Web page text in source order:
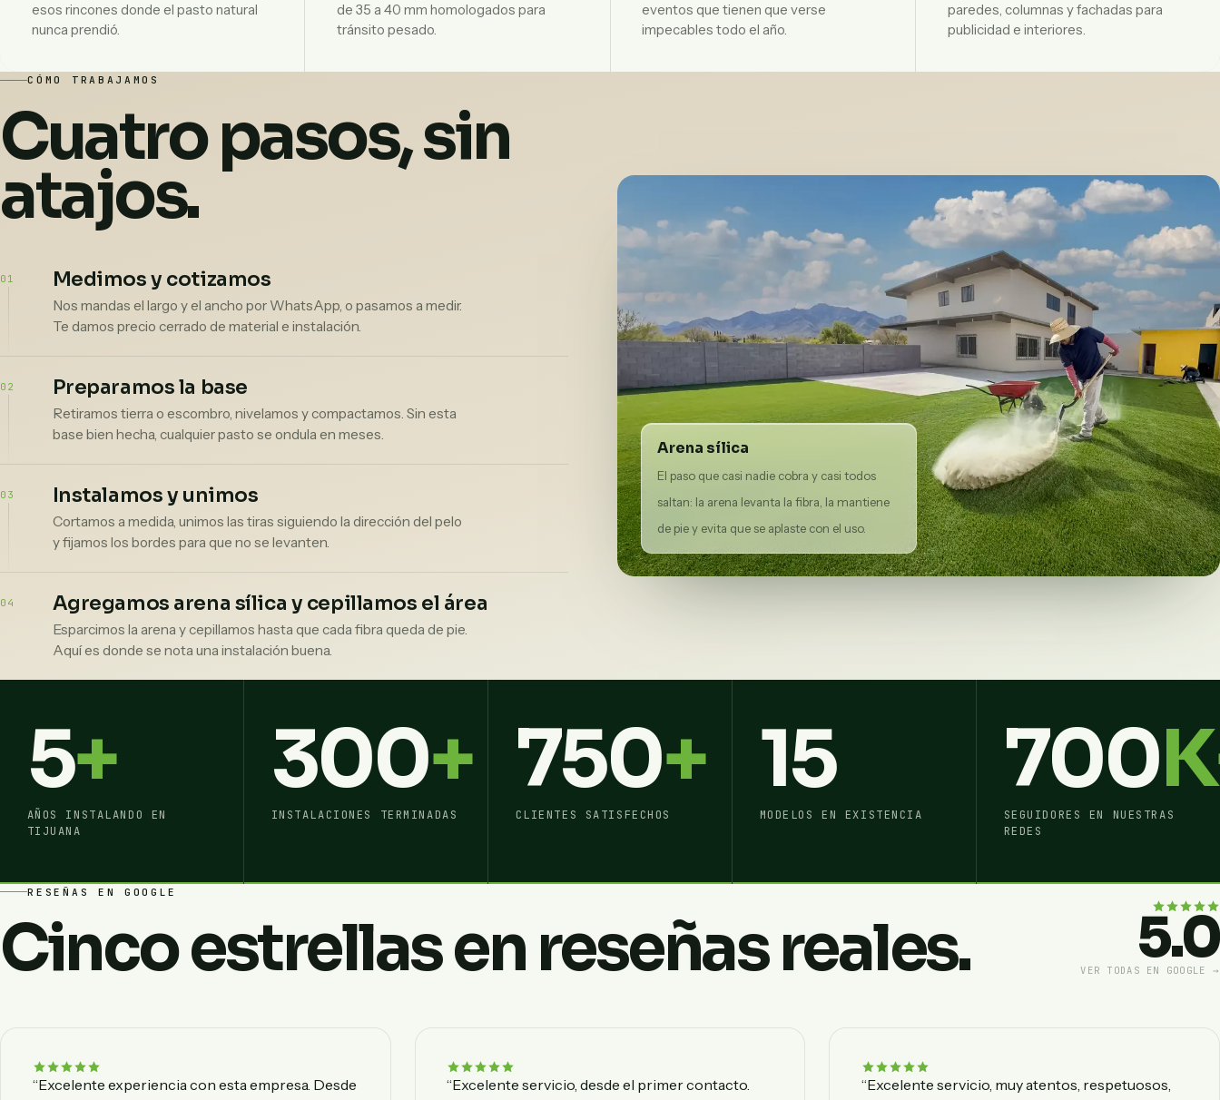
esos rincones donde el pasto natural
nunca prendió.
de 35 a 40 mm homologados para
tránsito pesado.
eventos que tienen que verse
impecables todo el año.
paredes, columnas y fachadas para
publicidad e interiores.
CÓMO TRABAJAMOS
Cuatro pasos, sin
atajos.
Medimos y cotizamos
Nos mandas el largo y el ancho por WhatsApp, o pasamos a medir.
Te damos precio cerrado de material e instalación.
Preparamos la base
Retiramos tierra o escombro, nivelamos y compactamos. Sin esta
base bien hecha, cualquier pasto se ondula en meses.
Instalamos y unimos
Cortamos a medida, unimos las tiras siguiendo la dirección del pelo
y fijamos los bordes para que no se levanten.
Agregamos arena sílica y cepillamos el área
Esparcimos la arena y cepillamos hasta que cada fibra queda de pie.
Aquí es donde se nota una instalación buena.
Arena sílica
El paso que casi nadie cobra y casi todos
saltan: la arena levanta la fibra, la mantiene
de pie y evita que se aplaste con el uso.
5+
AÑOS INSTALANDO EN
TIJUANA
300+
INSTALACIONES TERMINADAS
750+
CLIENTES SATISFECHOS
15
MODELOS EN EXISTENCIA
700
SEGUIDORES EN NUESTRAS
REDES
RESEÑAS EN GOOGLE
Cinco estrellas en reseñas reales. 5.0
VER TODAS EN GOOGLE →
“Excelente experiencia con esta empresa. Desde
“Excelente servicio, desde el primer contacto.
“Excelente servicio, muy atentos, respetuosos,